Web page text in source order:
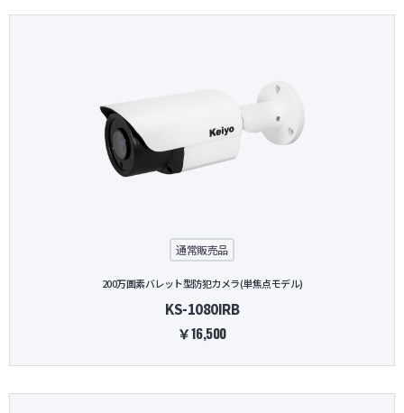
通常販売品
200万画素バレット型防犯カメラ(単焦点モデル)
KS-1080IRB
￥16,500